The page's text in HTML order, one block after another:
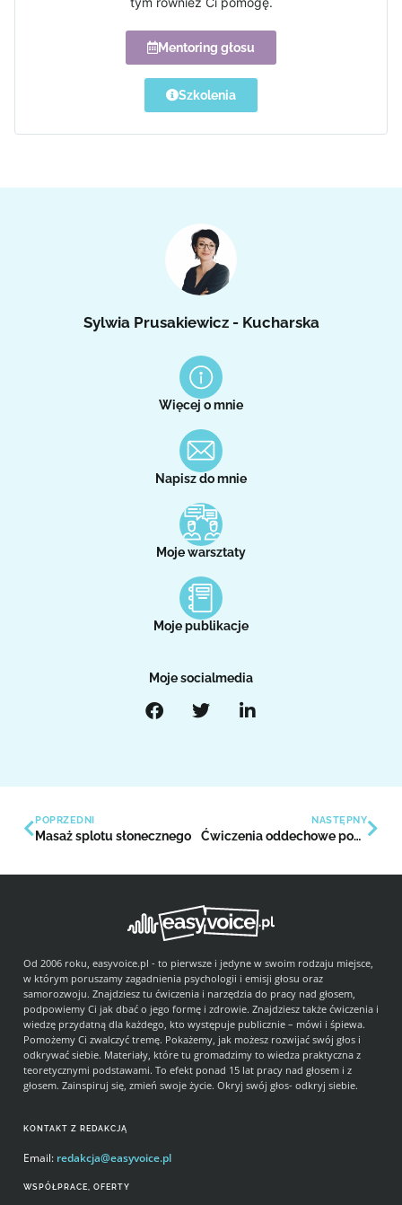
Mentoring głosu
Szkolenia
Sylwia Prusakiewicz - Kucharska
Więcej o mnie
Napisz do mnie
Moje warsztaty
Moje publikacje
Moje socialmedia
POPRZEDNI
Masaż splotu słonecznego
NASTĘPNY
Ćwiczenia oddechowe poprawiające warunki głosowe
KONTAKT Z REDAKCJĄ
Email: redakcja@easyvoice.pl
WSPÓŁPRACE, OFERTY
Od 2006 roku, easyvoice.pl - to pierwsze i jedyne w swoim rodzaju miejsce,
w którym poruszamy zagadnienia psychologii i emisji głosu oraz
samorozwoju. Znajdziesz tu ćwiczenia i narzędzia do pracy nad głosem,
podpowiemy Ci jak dbać o jego formę i zdrowie. Znajdziesz także ćwiczenia i
wiedzę przydatną dla każdego, kto występuje publicznie – mówi i śpiewa.
Pomożemy Ci zwalczyć tremę. Pokażemy, jak możesz rozwijać swój głos i
odkrywać siebie. Materiały, które tu gromadzimy to wiedza praktyczna z
teoretycznymi podstawami. To efekt ponad 15 lat pracy nad głosem i z
głosem. Zainspiruj się, zmień swoje życie. Okryj swój głos- odkryj siebie.